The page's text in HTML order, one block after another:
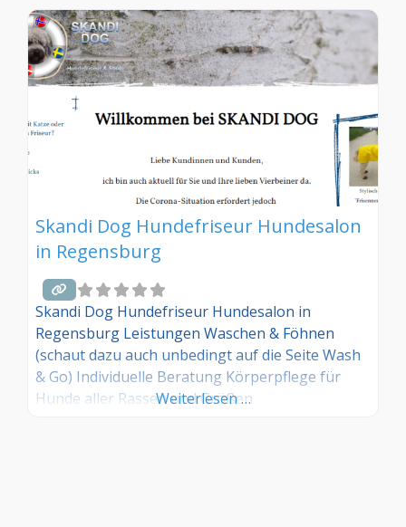
Hundesalons? Dann teilen Sie Ihre Erfahrungen
über die Kommentarfunktion unten mit anderen
Hundebesitzer/innen!
Skandi Dog Hundefriseur Hundesalon
in Regensburg
Skandi Dog Hundefriseur Hundesalon in
Regensburg Leistungen Waschen & Föhnen
(schaut dazu auch unbedingt auf die Seite Wash
& Go) Individuelle Beratung Körperpflege für
Hunde aller Rassen und Größen
Weiterlesen …